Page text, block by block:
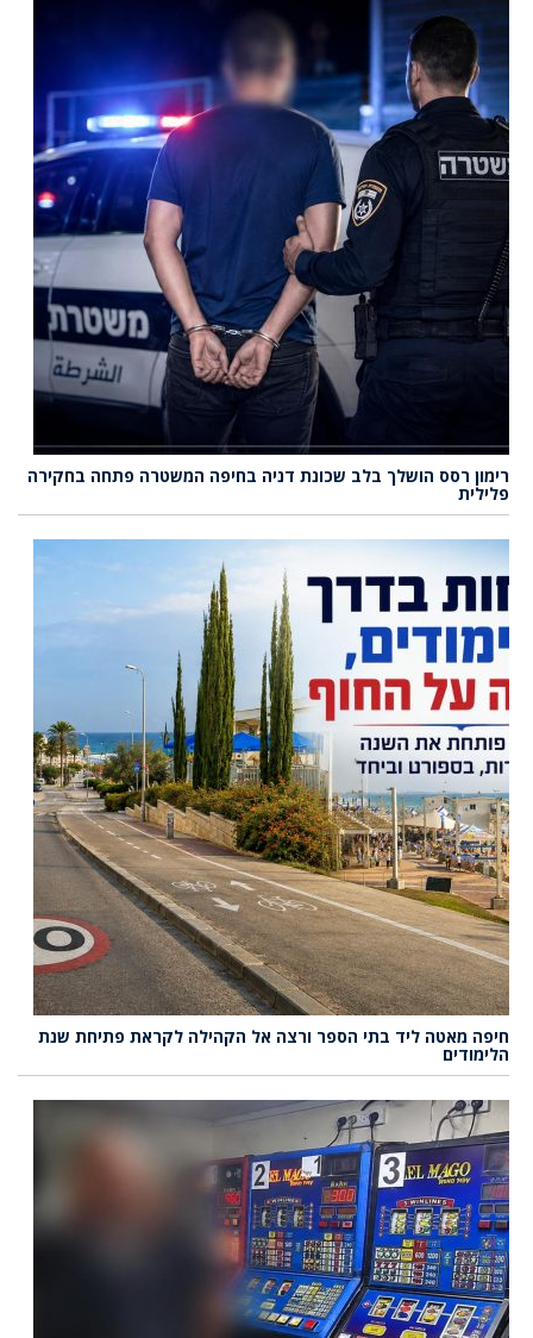
רימון רסס הושלך בלב שכונת דניה בחיפה המשטרה פתחה בחקירה
פלילית
חיפה מאטה ליד בתי הספר ורצה אל הקהילה לקראת פתיחת שנת
הלימודים